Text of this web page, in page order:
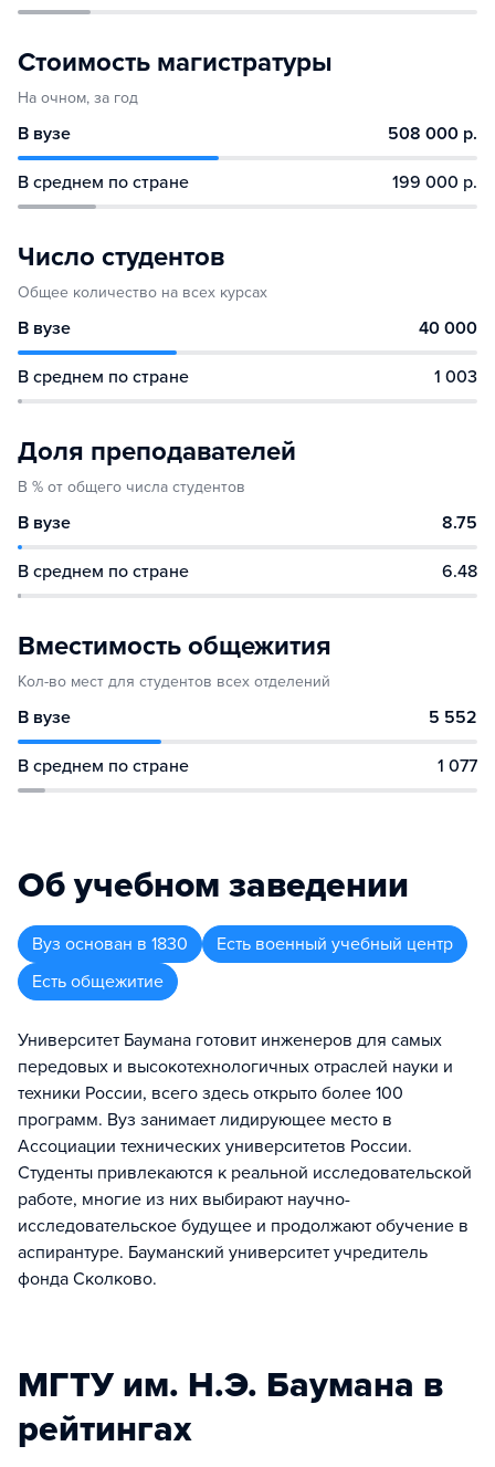
Стоимость магистратуры
На очном, за год
В вузе 508 000 р.
В среднем по стране 199 000 р.
Число студентов
Общее количество на всех курсах
В вузе 40 000
В среднем по стране 1 003
Доля преподавателей
В % от общего числа студентов
В вузе 8.75
В среднем по стране 6.48
Вместимость общежития
Кол-во мест для студентов всех отделений
В вузе 5 552
В среднем по стране 1 077
Об учебном заведении
Вуз основан в 1830
Есть военный учебный центр
Есть общежитие
Университет Баумана готовит инженеров для самых
передовых и высокотехнологичных отраслей науки и
техники России, всего здесь открыто более 100
программ. Вуз занимает лидирующее место в
Ассоциации технических университетов России.
Студенты привлекаются к реальной исследовательской
работе, многие из них выбирают научно-
исследовательское будущее и продолжают обучение в
аспирантуре. Бауманский университет учредитель
фонда Сколково.
МГТУ им. Н.Э. Баумана в
рейтингах